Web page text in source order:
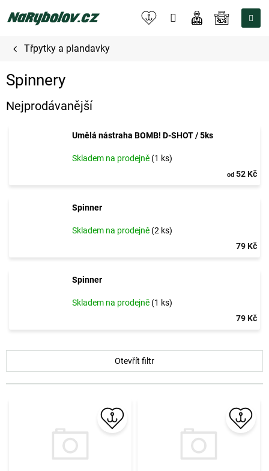
na
NÁKUPNÍ
Třpytky a plandavky
Spinnery
Nejprodávanější
Umělá nástraha BOMB! D-SHOT / 5ks
Skladem na prodejně (1 ks)
od 52 Kč
Spinner
Skladem na prodejně (2 ks)
79 Kč
Spinner
Skladem na prodejně (1 ks)
79 Kč
Otevřít filtr
ý
p